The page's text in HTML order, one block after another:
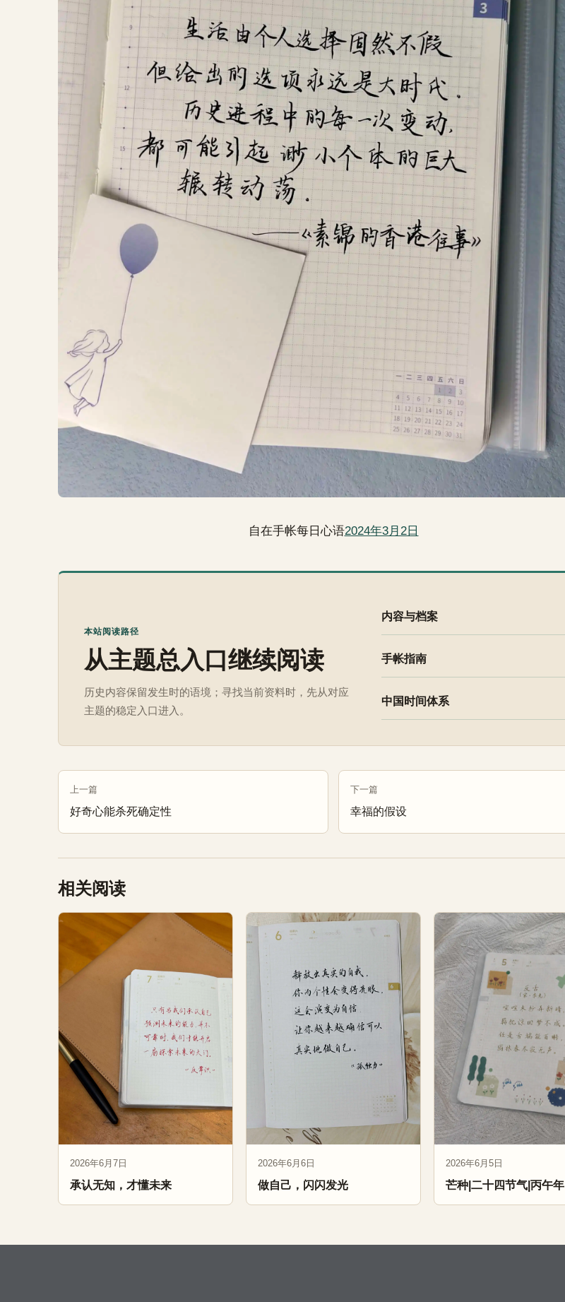
自在手帐每日心语2024年3月2日
本站阅读路径
从主题总入口继续阅读
历史内容保留发生时的语境；寻找当前资料时，先从对应
主题的稳定入口进入。
内容与档案
手帐指南
中国时间体系
上一篇
好奇心能杀死确定性
下一篇
幸福的假设
相关阅读
2026年6月7日
承认无知，才懂未来
2026年6月6日
做自己，闪闪发光
2026年6月5日
芒种|二十四节气|丙午年